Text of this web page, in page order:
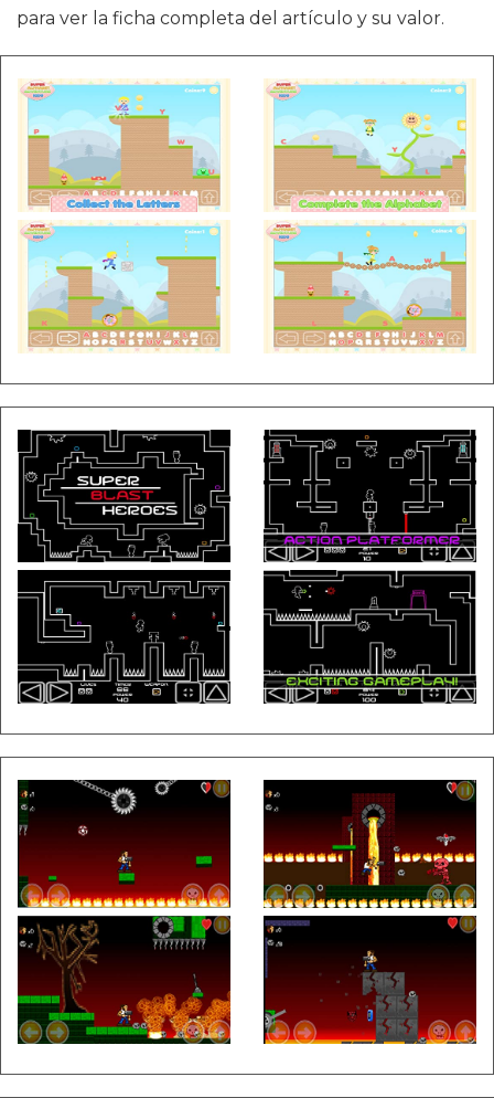
para ver la ficha completa del artículo y su valor.